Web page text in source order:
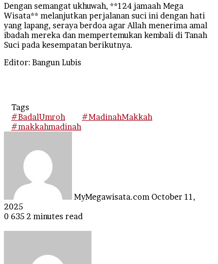
Dengan semangat ukhuwah, **124 jamaah Mega
Wisata** melanjutkan perjalanan suci ini dengan hati
yang lapang, seraya berdoa agar Allah menerima amal
ibadah mereka dan mempertemukan kembali di Tanah
Suci pada kesempatan berikutnya.
Editor: Bangun Lubis
Tags
#BadalUmroh
#MadinahMakkah
#makkahmadinah
MyMegawisata.com October 11,
2025
0 635 2 minutes read